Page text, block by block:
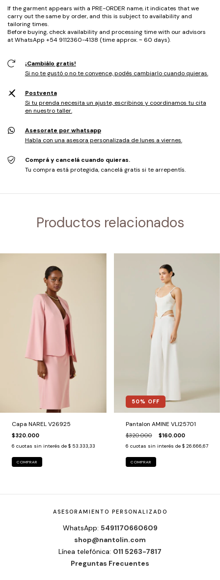
If the garment appears with a PRE-ORDER name, it indicates that we
carry out the same by order, and this is subject to availability and
tailoring times.
Before buying, check availability and processing time with our advisors
at WhatsApp +54 9112360-4138 (time approx. ~ 60 days).
¡Cambiálo gratis!
Si no te gustó o no te convence, podés cambiarlo cuando quieras.
Postventa
Si tu prenda necesita un ajuste, escribinos y coordinamos tu cita
en nuestro taller.
Asesorate por whatsapp
Habla con una asesora personalizada de lunes a viernes.
Comprá y cancelá cuando quieras.
Tu compra está protegida, cancelá gratis si te arrepentís.
Productos relacionados
Capa NAREL V26925
$320.000
6 cuotas sin interés de $ 53.333,33
COMPRAR
50% OFF
Pantalon AMINE VLI25701
$320.000 $160.000
6 cuotas sin interés de $ 26.666,67
COMPRAR
ASESORAMIENTO PERSONALIZADO
WhatsApp: 5491170660609
shop@nantolin.com
Línea telefónica: 011 5263-7817
Preguntas Frecuentes